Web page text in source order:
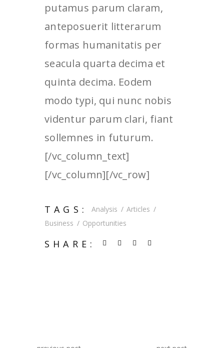
putamus parum claram,
anteposuerit litterarum
formas humanitatis per
seacula quarta decima et
quinta decima. Eodem
modo typi, qui nunc nobis
videntur parum clari, fiant
sollemnes in futurum.
[/vc_column_text]
[/vc_column][/vc_row]
TAGS: Analysis
Articles
Business
Opportunities
SHARE: